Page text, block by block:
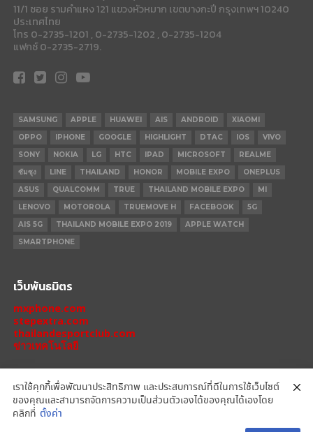
11/1 ซอย รามคำแหง 121 แขวงหัวหมาก เขตบางกะปี กรุงเทพฯ 10240
ประเทศไทย
โทร 0-2735-1201 , 0-2735-1202 , 0-2735-1204
แฟกซ์ 0-2735-2719.
SAMSUNG APPLE HUAWEI AIS ANDROID
XIAOMI
OPPO
IPHONE GOOGLE HIGHLIGHT DTAC IOS
VIVO
SONY
NOKIA LG HTC IPAD MICROSOFT
REALME
ซัมซุง
LINE THAILAND HONOR MOBILE EXPO
ONEPLUS
ASUS
QUALCOMM TRUE THAILAND MOBILE EXPO
MI
LENOVO
MOTOROLA TRUEMOVE H FACEBOOK
5G
AIS 5G
THAILAND MOBILE EXPO 2019
APPLE WATCH
SMARTPHONE
เว็บพันธมิตร
mxphone.com
stepextra.com
thailandesportclub.com
ข่าวเทคโนโลยี
IPHONE 14 PRO
เราใช้คุกกี้เพื่อพัฒนาประสิทธิภาพ และประสบการณ์ที่ดีในการใช้เว็บไซต์
ของคุณและสามารถจัดการความเป็นส่วนตัวเองได้ของคุณได้เองโดย
คลิกที่ ตั้งค่า